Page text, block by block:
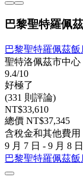
巴黎聖特羅佩
巴黎聖特羅佩茲飯
聖特洛佩茲市中心
9.4/10
好極了
(331 則評論)
NT$33,610
總價 NT$37,345
含稅金和其他費用
9 月 7 日 - 9 月 8 日
巴黎聖特羅佩茲飯